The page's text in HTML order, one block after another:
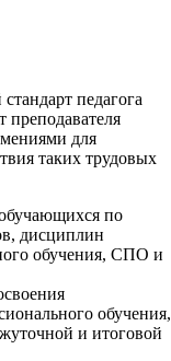
педагога
преподавателя
для
таких трудовых
по
дисциплин
обучения, СПО и
обучения,
и итоговой